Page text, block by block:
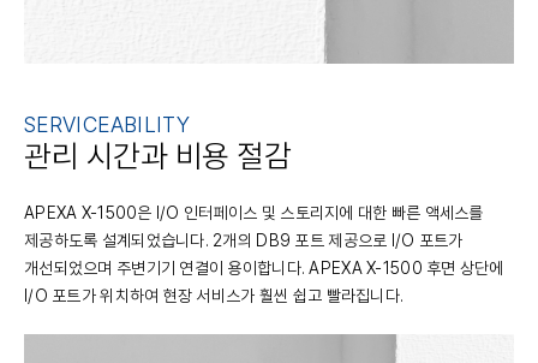
SERVICEABILITY
관리 시간과 비용 절감
APEXA X-1500은 I/O 인터페이스 및 스토리지에 대한 빠른 액세스를
제공하도록 설계되었습니다. 2개의 DB9 포트 제공으로 I/O 포트가
개선되었으며 주변기기 연결이 용이합니다. APEXA X-1500 후면 상단에
I/O 포트가 위치하여 현장 서비스가 훨씬 쉽고 빨라집니다.